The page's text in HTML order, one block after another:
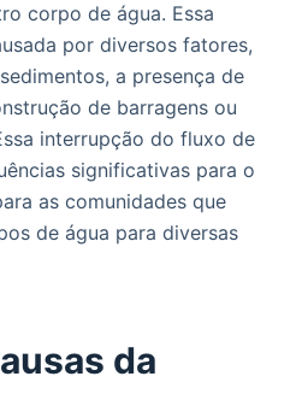
corpo de água. Essa
por diversos fatores,
a presença de
de barragens ou
interrupção do fluxo de
significativas para o
as comunidades que
de água para diversas
da